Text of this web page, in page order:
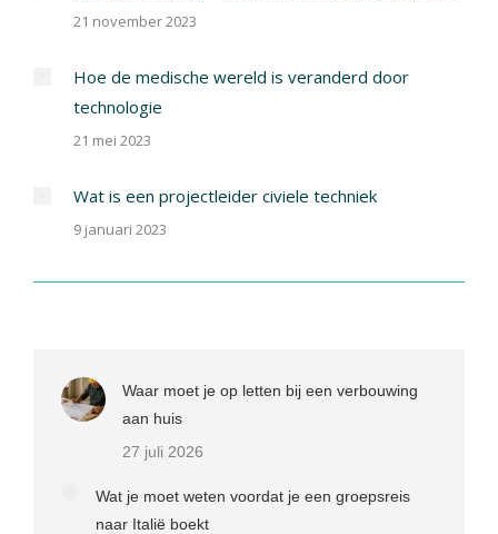
21 november 2023
Hoe de medische wereld is veranderd door
technologie
21 mei 2023
Wat is een projectleider civiele techniek
9 januari 2023
Waar moet je op letten bij een verbouwing
aan huis
27 juli 2026
Wat je moet weten voordat je een groepsreis
naar Italië boekt